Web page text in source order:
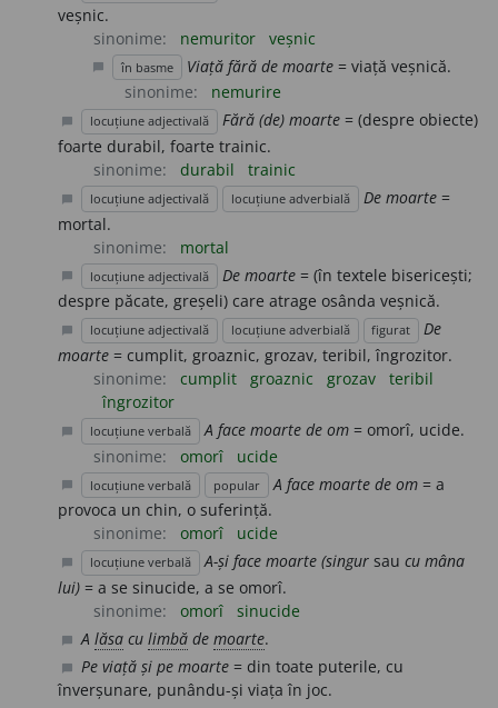
veșnic.
sinonime:
nemuritor veșnic
chat_bubble în basme Viață fără de moarte = viață veșnică.
sinonime:
nemurire
locuțiune adjectivală Fără (de) moarte = (despre obiecte)
foarte durabil, foarte trainic.
sinonime:
durabil trainic
locuțiune adjectivală locuțiune adverbială De moarte=
mortal.
sinonime:
mortal
chat_bubble locuțiune adjectivală De moarte = (în textele bisericești;
despre păcate, greșeli) care atrage osânda veșnică.
locuțiune adjectivală locuțiune adverbială figurat
De
moarte = cumplit, groaznic, grozav, teribil, îngrozitor.
sinonime:
cumplit groaznic grozav
teribil
îngrozitor
locuțiune verbală A face moarte de om = omorî, ucide.
sinonime:
omorî ucide
chat_bubble locuțiune verbală popular A face moarte de om= a
provoca un chin, o suferință.
sinonime:
omorî ucide
locuțiune verbală A-și face moarte (singur sau cu mâna
lui) = a se sinucide, a se omorî.
sinonime:
omorî sinucide
Alăsa culimbă demoarte.
Pe viață și pe moarte = din toate puterile, cu
înverșunare, punându-și viața în joc.